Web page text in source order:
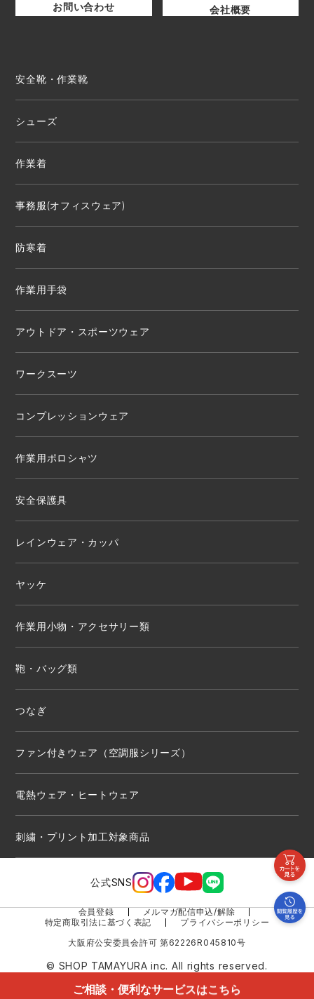
ご相談・便利なサービスはこちら
お問い合わせ 会社概要
安全靴・作業靴
シューズ
作業着
事務服(オフィスウェア)
防寒着
作業用手袋
アウトドア・スポーツウェア
ワークスーツ
コンプレッションウェア
作業用ポロシャツ
安全保護具
レインウェア・カッパ
ヤッケ
作業用小物・アクセサリー類
鞄・バッグ類
つなぎ
ファン付きウェア（空調服シリーズ）
電熱ウェア・ヒートウェア
刺繍・プリント加工対象商品
公式SNS
会員登録
メルマガ配信申込/解除
特定商取引法に基づく表記
プライバシーポリシー
大阪府公安委員会許可 第62226R045810号
© SHOP TAMAYURA inc. All rights reserved.